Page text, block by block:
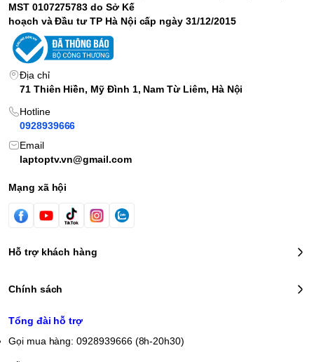
MST 0107275783 do Sở Kế
hoạch và Đầu tư TP Hà Nội cấp ngày 31/12/2015
Địa chỉ
71 Thiên Hiền, Mỹ Đình 1, Nam Từ Liêm, Hà Nội
Hotline
0928939666
Email
laptoptv.vn@gmail.com
Mạng xã hội
Hỗ trợ khách hàng
Chính sách
Tổng đài hỗ trợ
Gọi mua hàng: 0928939666 (8h-20h30)